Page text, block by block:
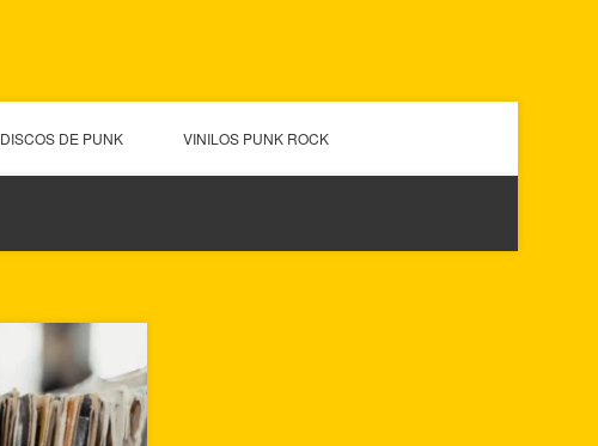
DISCOS DE PUNK VINILOS PUNK ROCK